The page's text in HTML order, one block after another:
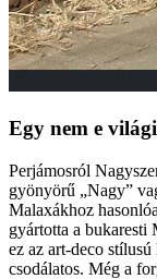
Egy nem e
Perjámosról
gyönyörű „Nagy”
Malaxákhoz
gyártotta a bukaresti
ez az art-deco
csodálatos. Még a